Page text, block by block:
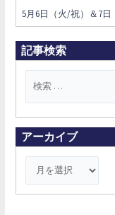
5月6日（火/祝）＆7
記事検索
対
象
アーカイブ